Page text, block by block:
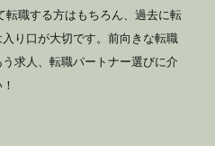
転職する方はもちろん、過去に転
り口が大切です。前向きな転職
求人、転職パートナー選びに介